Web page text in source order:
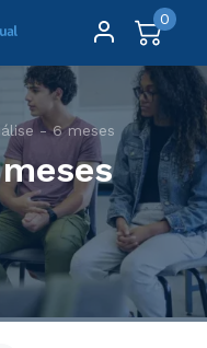
0
- 6 meses